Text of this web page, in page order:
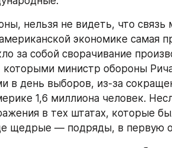
внешняя политика — по
окажется ли так, что те
касаются нас и которыми
степенью активности, будут в
Либо, наоборот, не получится
Кремлем и бушевским Белым
оставить и свой след, и в
в виду в первую очередь
вооружений (СТАРТ-2), текст